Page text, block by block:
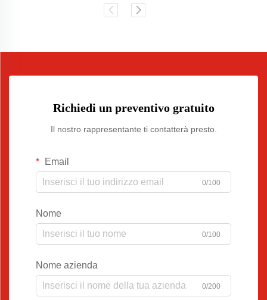
Richiedi un preventivo gratuito
Il nostro rappresentante ti contatterà presto.
Email
0/100
Nome
0/100
Nome azienda
0/200